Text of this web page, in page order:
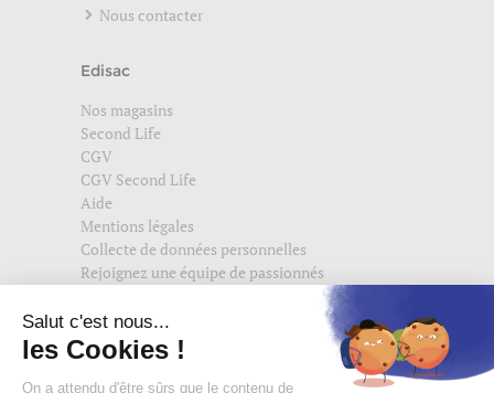
Nous contacter
Edisac
Nos magasins
Second Life
CGV
CGV Second Life
Aide
Mentions légales
Collecte de données personnelles
Rejoignez une équipe de passionnés
edisac.com
edisac.nl.
Rejoignez la communauté edisac :